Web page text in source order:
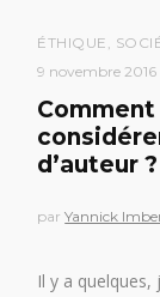
ÉTHIQUE ,
9 novembre 2016
d’auteur ?
parYannick
Il y a quelques,